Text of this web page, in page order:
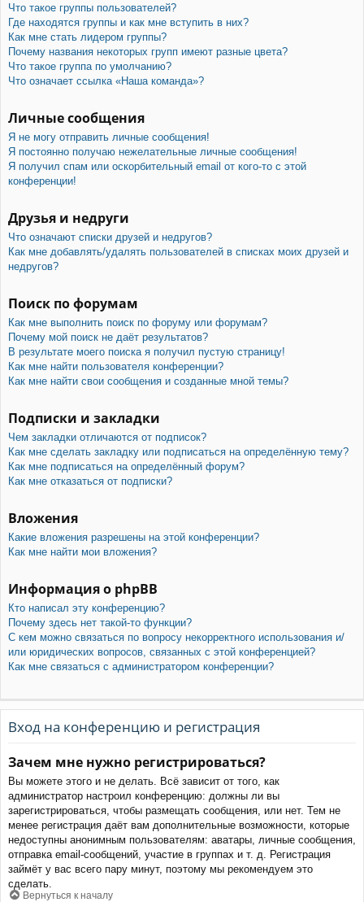
Что такое группы пользователей?
Где находятся группы и как мне вступить в них?
Как мне стать лидером группы?
Почему названия некоторых групп имеют разные цвета?
Что такое группа по умолчанию?
Что означает ссылка «Наша команда»?
Личные сообщения
Я не могу отправить личные сообщения!
Я постоянно получаю нежелательные личные сообщения!
Я получил спам или оскорбительный email от кого-то с этой
конференции!
Друзья и недруги
Что означают списки друзей и недругов?
Как мне добавлять/удалять пользователей в списках моих друзей и
недругов?
Поиск по форумам
Как мне выполнить поиск по форуму или форумам?
Почему мой поиск не даёт результатов?
В результате моего поиска я получил пустую страницу!
Как мне найти пользователя конференции?
Как мне найти свои сообщения и созданные мной темы?
Подписки и закладки
Чем закладки отличаются от подписок?
Как мне сделать закладку или подписаться на определённую тему?
Как мне подписаться на определённый форум?
Как мне отказаться от подписки?
Вложения
Какие вложения разрешены на этой конференции?
Как мне найти мои вложения?
Информация о phpBB
Кто написал эту конференцию?
Почему здесь нет такой-то функции?
С кем можно связаться по вопросу некорректного использования и/
или юридических вопросов, связанных с этой конференцией?
Как мне связаться с администратором конференции?
Вход на конференцию и регистрация
Зачем мне нужно регистрироваться?
Вы можете этого и не делать. Всё зависит от того, как
администратор настроил конференцию: должны ли вы
зарегистрироваться, чтобы размещать сообщения, или нет. Тем не
менее регистрация даёт вам дополнительные возможности, которые
недоступны анонимным пользователям: аватары, личные сообщения,
отправка email-сообщений, участие в группах и т. д. Регистрация
займёт у вас всего пару минут, поэтому мы рекомендуем это
сделать.
Вернуться к началу